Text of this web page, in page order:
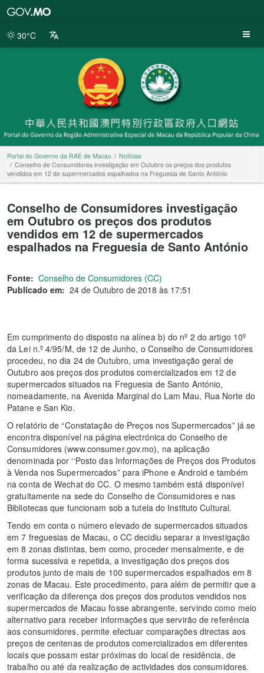
da
30°C
Portal do Governo da RAE de Macau
Notícias
Conselho de Consumidores investigação em Outubro os preços dos produtos
vendidos em 12 de supermercados espalhados na Freguesia de Santo António
Conselho de Consumidores investigação
em Outubro os preços dos produtos
vendidos em 12 de supermercados
espalhados na Freguesia de Santo António
Fonte: Conselho de Consumidores (CC)
Publicado em: 24 de Outubro de 2018 às 17:51
Em cumprimento do disposto na alínea b) do nº 2 do artigo 10º
da Lei n.º 4/95/M, de 12 de Junho, o Conselho de Consumidores
procedeu, no dia 24 de Outubro, uma investigação geral de
Outubro aos preços dos produtos comercializados em 12 de
supermercados situados na Freguesia de Santo António,
nomeadamente, na Avenida Marginal do Lam Mau, Rua Norte do
Patane e San Kio.
O relatório de “Constatação de Preços nos Supermercados” já se
encontra disponível na página electrónica do Conselho de
Consumidores (www.consumer.gov.mo), na aplicação
denominada por ‘‘Posto das Informações de Preços dos Produtos
à Venda nos Supermercados” para iPhone e Android e também
na conta de Wechat do CC. O mesmo também está disponível
gratuitamente na sede do Conselho de Consumidores e nas
Bibliotecas que funcionam sob a tutela do Instituto Cultural.
Tendo em conta o número elevado de supermercados situados
em 7 freguesias de Macau, o CC decidiu separar a investigação
em 8 zonas distintas, bem como, proceder mensalmente, e de
forma sucessiva e repetida, a investigação dos preços dos
produtos junto de mais de 100 supermercados espalhados em 8
zonas de Macau. Este procedimento, para além de permitir que a
verificação da diferença dos preços dos produtos vendidos nos
supermercados de Macau fosse abrangente, servindo como meio
alternativo para receber informações que servirão de referência
aos consumidores, permite efectuar comparações directas aos
preços de centenas de produtos comercializados em diferentes
locais que possam estar próximas do local de residência, de
trabalho ou até da realização de actividades dos consumidores.